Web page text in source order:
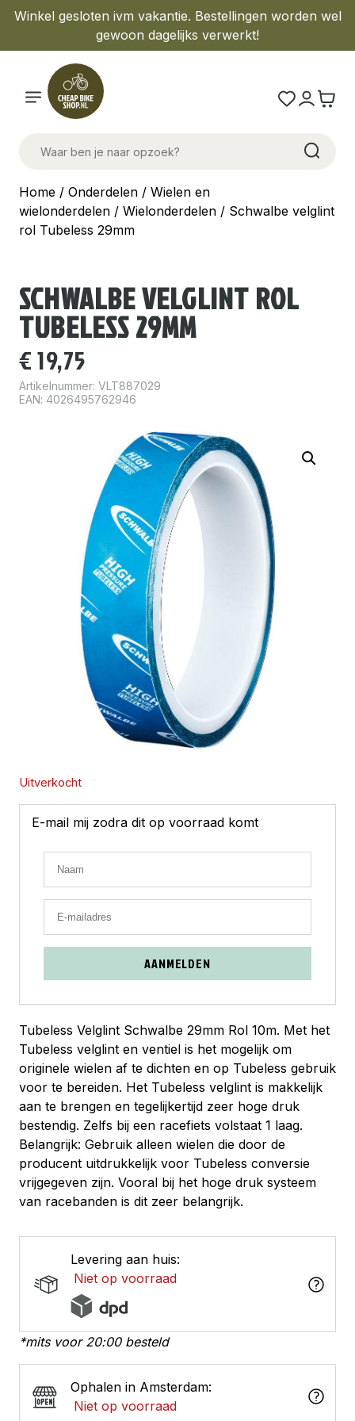
Winkel gesloten ivm vakantie. Bestellingen worden wel
gewoon dagelijks verwerkt!
Home / Onderdelen / Wielen en
wielonderdelen / Wielonderdelen / Schwalbe velglint
rol Tubeless 29mm
SCHWALBE VELGLINT ROL
TUBELESS 29MM
€19,75
Artikelnummer: VLT887029
EAN: 4026495762946
Uitverkocht
E-mail mij zodra dit op voorraad komt
AANMELDEN
Tubeless Velglint Schwalbe 29mm Rol 10m. Met het
Tubeless velglint en ventiel is het mogelijk om
originele wielen af te dichten en op Tubeless gebruik
voor te bereiden. Het Tubeless velglint is makkelijk
aan te brengen en tegelijkertijd zeer hoge druk
bestendig. Zelfs bij een racefiets volstaat 1 laag.
Belangrijk: Gebruik alleen wielen die door de
producent uitdrukkelijk voor Tubeless conversie
vrijgegeven zijn. Vooral bij het hoge druk systeem
van racebanden is dit zeer belangrijk.
Levering aan huis:
Niet op voorraad
*mits voor 20:00 besteld
Ophalen in Amsterdam:
Niet op voorraad